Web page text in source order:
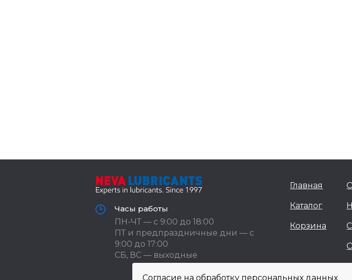
Согласие на обработку персональных данных
Часы работы
ПН-ЧТ — с 9:00 до 18:00
ПТ и предпраздничные дни — с
9:00 до 17:00
СБ, ВС — выходные
Главная
Каталог
Корзина